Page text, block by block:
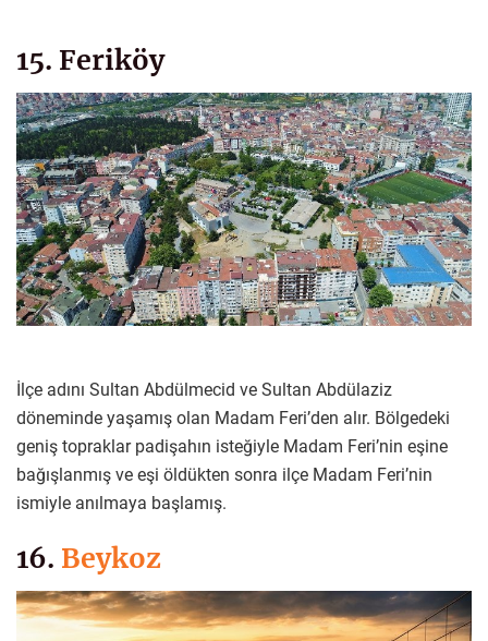
15. Feriköy
İlçe adını Sultan Abdülmecid ve Sultan Abdülaziz
döneminde yaşamış olan Madam Feri’den alır. Bölgedeki
geniş topraklar padişahın isteğiyle Madam Feri’nin eşine
bağışlanmış ve eşi öldükten sonra ilçe Madam Feri’nin
ismiyle anılmaya başlamış.
16. Beykoz